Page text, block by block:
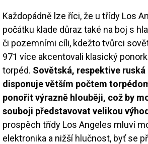
Každopádně lze říci, že u třídy Los
počátku klade důraz také na boj s
či pozemními cíli, kdežto tvůrci
971 více akcentovali klasický
torpéd. Sovětská, respektive
disponuje větším počtem
ponořit výrazně hlouběji, což by
souboji představovat velikou
prospěch třídy Los Angeles mluví
elektronika a nižší hlučnost, byť se